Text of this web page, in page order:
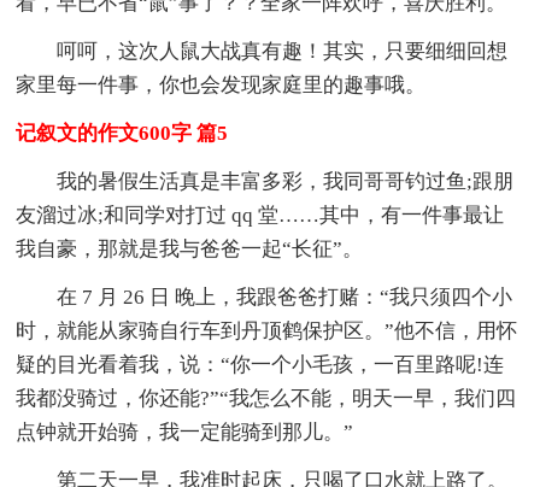
呵呵，这次人鼠大战真有趣！其实，只要细细回想
家里每一件事，你也会发现家庭里的趣事哦。
记叙文的作文600字 篇5
我的暑假生活真是丰富多彩，我同哥哥钓过鱼;跟朋
友溜过冰;和同学对打过 qq 堂……其中，有一件事最让
我自豪，那就是我与爸爸一起“长征”。
在 7 月 26 日 晚上，我跟爸爸打赌：“我只须四个小
时，就能从家骑自行车到丹顶鹤保护区。”他不信，用怀
疑的目光看着我，说：“你一个小毛孩，一百里路呢!连
我都没骑过，你还能?”“我怎么不能，明天一早，我们四
点钟就开始骑，我一定能骑到那儿。”
第二天一早，我准时起床，只喝了口水就上路了。